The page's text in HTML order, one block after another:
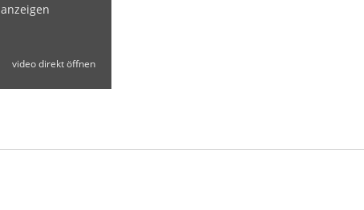
video direkt öffnen